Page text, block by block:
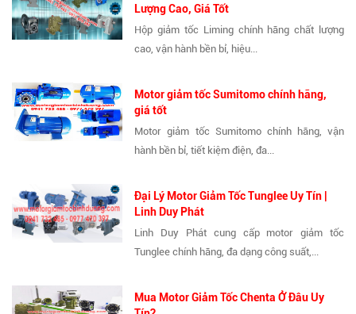
Lượng Cao, Giá Tốt
Hộp giảm tốc Liming chính hãng chất lượng
cao, vận hành bền bỉ, hiệu...
Motor giảm tốc Sumitomo chính hãng,
giá tốt
Motor giảm tốc Sumitomo chính hãng, vận
hành bền bỉ, tiết kiệm điện, đa...
Đại Lý Motor Giảm Tốc Tunglee Uy Tín |
Linh Duy Phát
Linh Duy Phát cung cấp motor giảm tốc
Tunglee chính hãng, đa dạng công suất,...
Mua Motor Giảm Tốc Chenta Ở Đâu Uy